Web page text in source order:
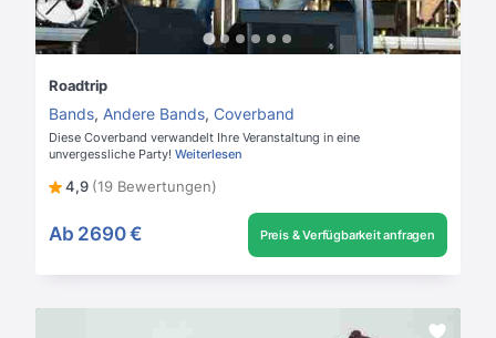
Roadtrip
Bands, Andere Bands, Coverband
Diese Coverband verwandelt Ihre Veranstaltung in eine
unvergessliche Party! Weiterlesen
4,9 (19 Bewertungen)
Ab 2690 € Preis & Verfügbarkeit anfragen